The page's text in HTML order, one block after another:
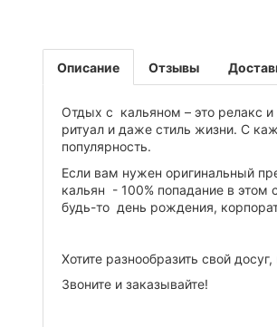
Описание
Отдых с кальяном – это релакс
ритуал и даже стиль жизни. С
популярность.
Если вам нужен оригинальный
кальян - 100% попадание в этом
будь-то день рождения,
Хотите разнообразить свой
Звоните и заказывайте!
Отзывы